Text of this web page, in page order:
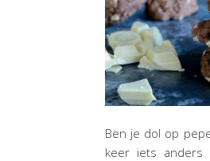
Ben je dol op
keer iets anders